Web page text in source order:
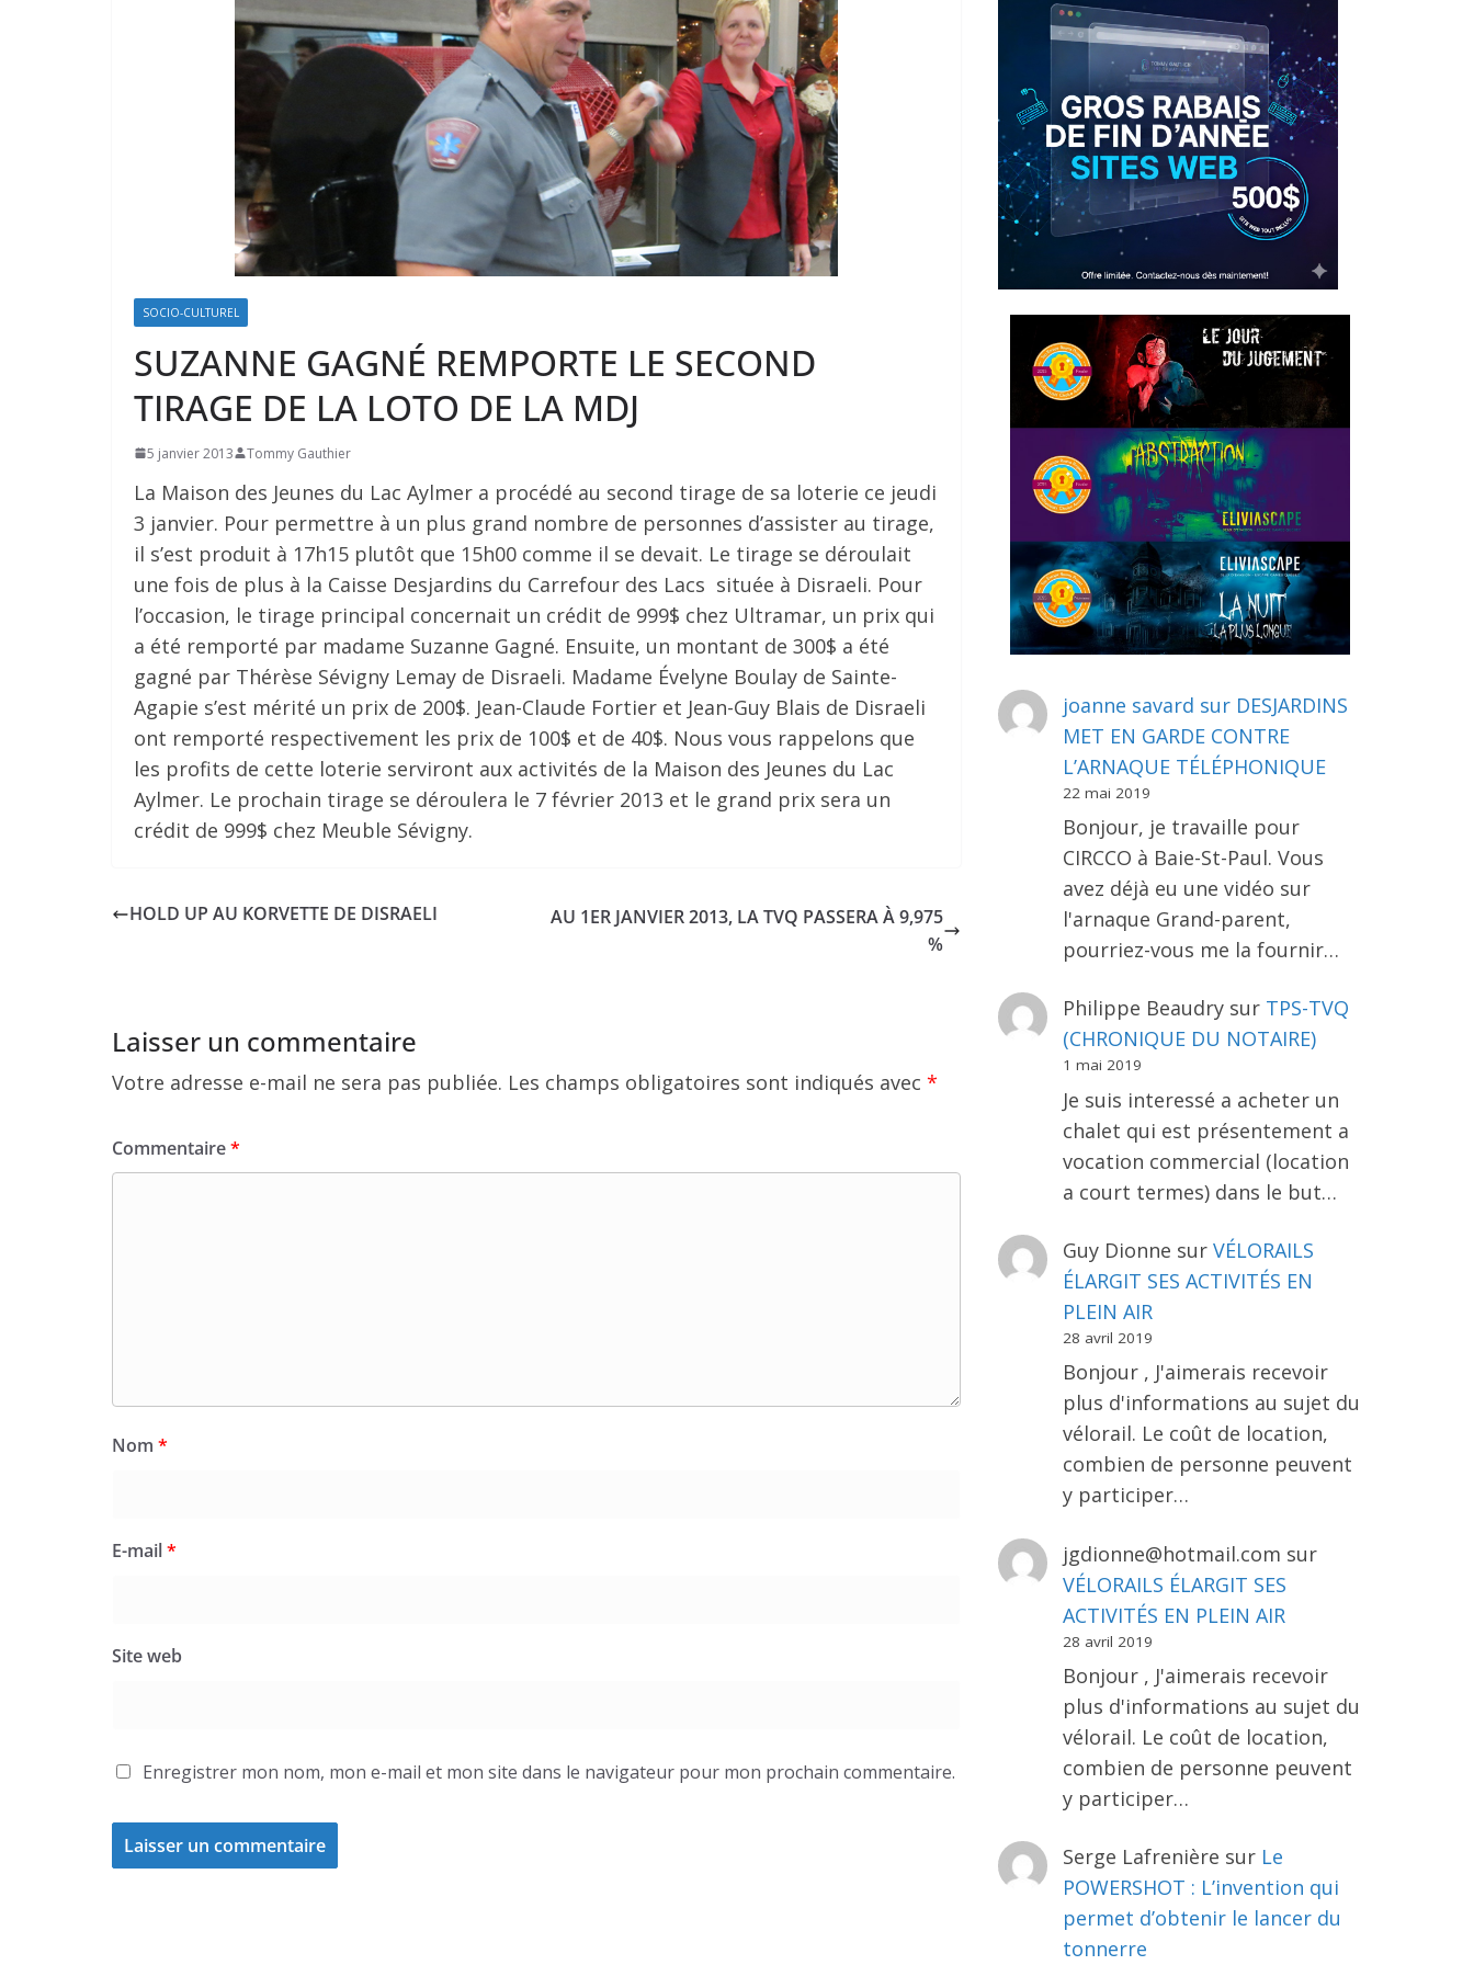
SOCIO-CULTUREL
SUZANNE GAGNÉ REMPORTE LE SECOND
TIRAGE DE LA LOTO DE LA MDJ
5 janvier 2013 Tommy Gauthier
La Maison des Jeunes du Lac Aylmer a procédé au second tirage de sa loterie ce jeudi
3 janvier. Pour permettre à un plus grand nombre de personnes d’assister au tirage,
il s’est produit à 17h15 plutôt que 15h00 comme il se devait. Le tirage se déroulait
une fois de plus à la Caisse Desjardins du Carrefour des Lacs située à Disraeli. Pour
l’occasion, le tirage principal concernait un crédit de 999$ chez Ultramar, un prix qui
a été remporté par madame Suzanne Gagné. Ensuite, un montant de 300$ a été
gagné par Thérèse Sévigny Lemay de Disraeli. Madame Évelyne Boulay de Sainte-
Agapie s’est mérité un prix de 200$. Jean-Claude Fortier et Jean-Guy Blais de Disraeli
ont remporté respectivement les prix de 100$ et de 40$. Nous vous rappelons que
les profits de cette loterie serviront aux activités de la Maison des Jeunes du Lac
Aylmer. Le prochain tirage se déroulera le 7 février 2013 et le grand prix sera un
crédit de 999$ chez Meuble Sévigny.
HOLD UP AU KORVETTE DE DISRAELI
AU 1ER JANVIER 2013, LA TVQ PASSERA À 9,975
%
Laisser un commentaire
Votre adresse e-mail ne sera pas publiée. Les champs obligatoires sont indiqués avec *
Commentaire*
Nom *
E-mail*
Site web
Enregistrer mon nom, mon e-mail et mon site dans le navigateur pour mon prochain commentaire.
joanne savard sur DESJARDINS
MET EN GARDE CONTRE
L’ARNAQUE TÉLÉPHONIQUE
22 mai 2019
Bonjour, je travaille pour
CIRCCO à Baie-St-Paul. Vous
avez déjà eu une vidéo sur
l'arnaque Grand-parent,
pourriez-vous me la fournir…
Philippe Beaudrysur TPS-TVQ
(CHRONIQUE DU NOTAIRE)
1 mai 2019
Je suis interessé a acheter un
chalet qui est présentement a
vocation commercial (location
a court termes) dans le but…
Guy Dionne sur VÉLORAILS
ÉLARGIT SES ACTIVITÉS EN
PLEIN AIR
28 avril 2019
Bonjour , J'aimerais recevoir
plus d'informations au sujet du
vélorail. Le coût de location,
combien de personne peuvent
y participer…
jgdionne@hotmail.com sur
VÉLORAILS ÉLARGIT SES
ACTIVITÉS EN PLEIN AIR
28 avril 2019
Bonjour , J'aimerais recevoir
plus d'informations au sujet du
vélorail. Le coût de location,
combien de personne peuvent
y participer…
Serge Lafrenière sur Le
POWERSHOT : L’invention qui
permet d’obtenir le lancer du
tonnerre